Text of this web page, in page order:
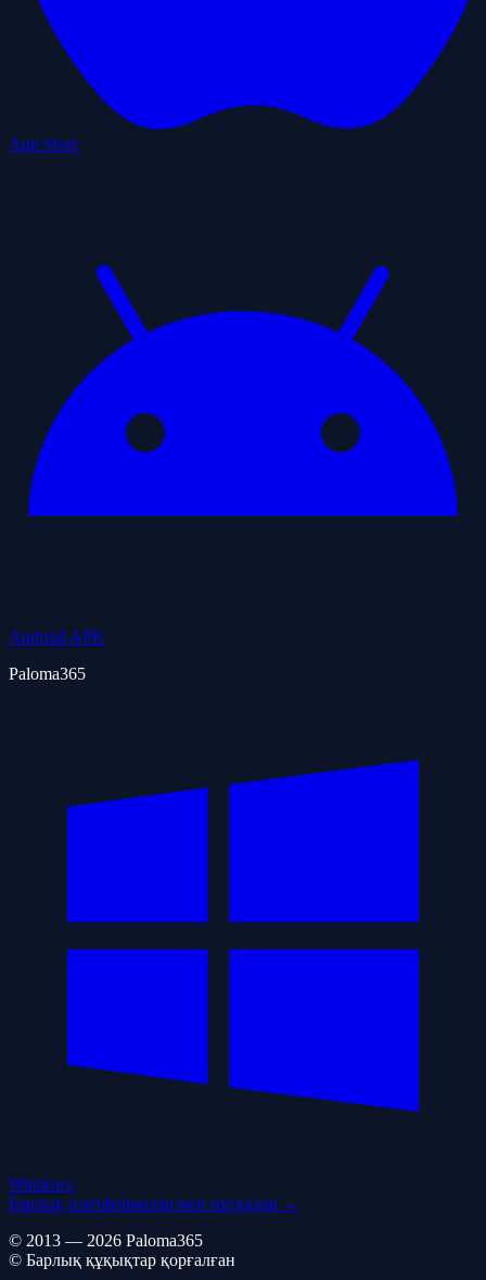
App Store
Android APK
Paloma365
Windows
Барлық платформалар мен нұсқалар →
© 2013 — 2026 Paloma365
© Барлық құқықтар қорғалған